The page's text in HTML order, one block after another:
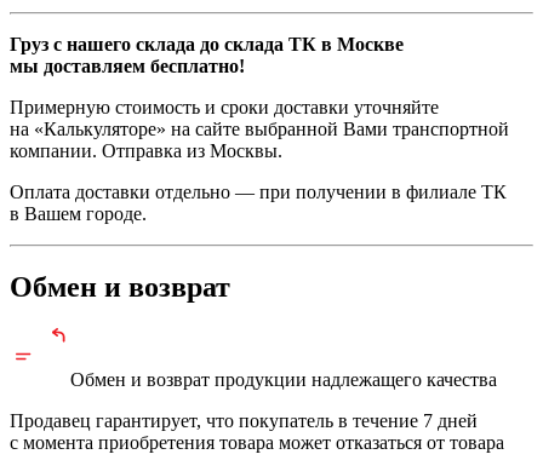
Груз с нашего склада до склада ТК в Москве
мы доставляем бесплатно!
Примерную стоимость и сроки доставки уточняйте
на «Калькуляторе» на сайте выбранной Вами транспортной
компании. Отправка из Москвы.
Оплата доставки отдельно — при получении в филиале ТК
в Вашем городе.
Обмен и возврат
Обмен и возврат продукции надлежащего качества
Продавец гарантирует, что покупатель в течение 7 дней
с момента приобретения товара может отказаться от товара